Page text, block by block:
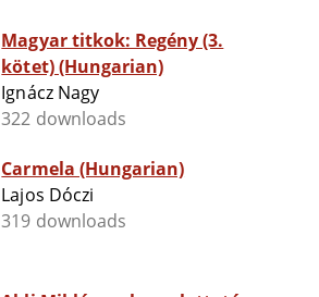
Magyar titkok: Regény (3.
kötet) (Hungarian)
Ignácz Nagy
322 downloads
Carmela (Hungarian)
Lajos Dóczi
319 downloads